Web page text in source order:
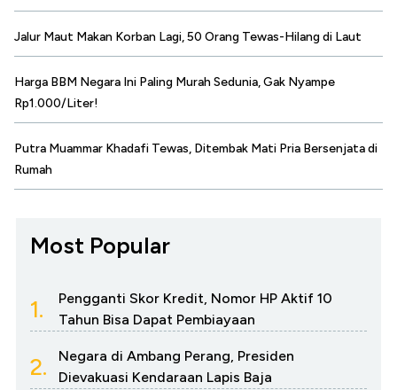
Jalur Maut Makan Korban Lagi, 50 Orang Tewas-Hilang di Laut
Harga BBM Negara Ini Paling Murah Sedunia, Gak Nyampe
Rp1.000/Liter!
Putra Muammar Khadafi Tewas, Ditembak Mati Pria Bersenjata di
Rumah
Most Popular
1.
Pengganti Skor Kredit, Nomor HP Aktif 10
Tahun Bisa Dapat Pembiayaan
2.
Negara di Ambang Perang, Presiden
Dievakuasi Kendaraan Lapis Baja